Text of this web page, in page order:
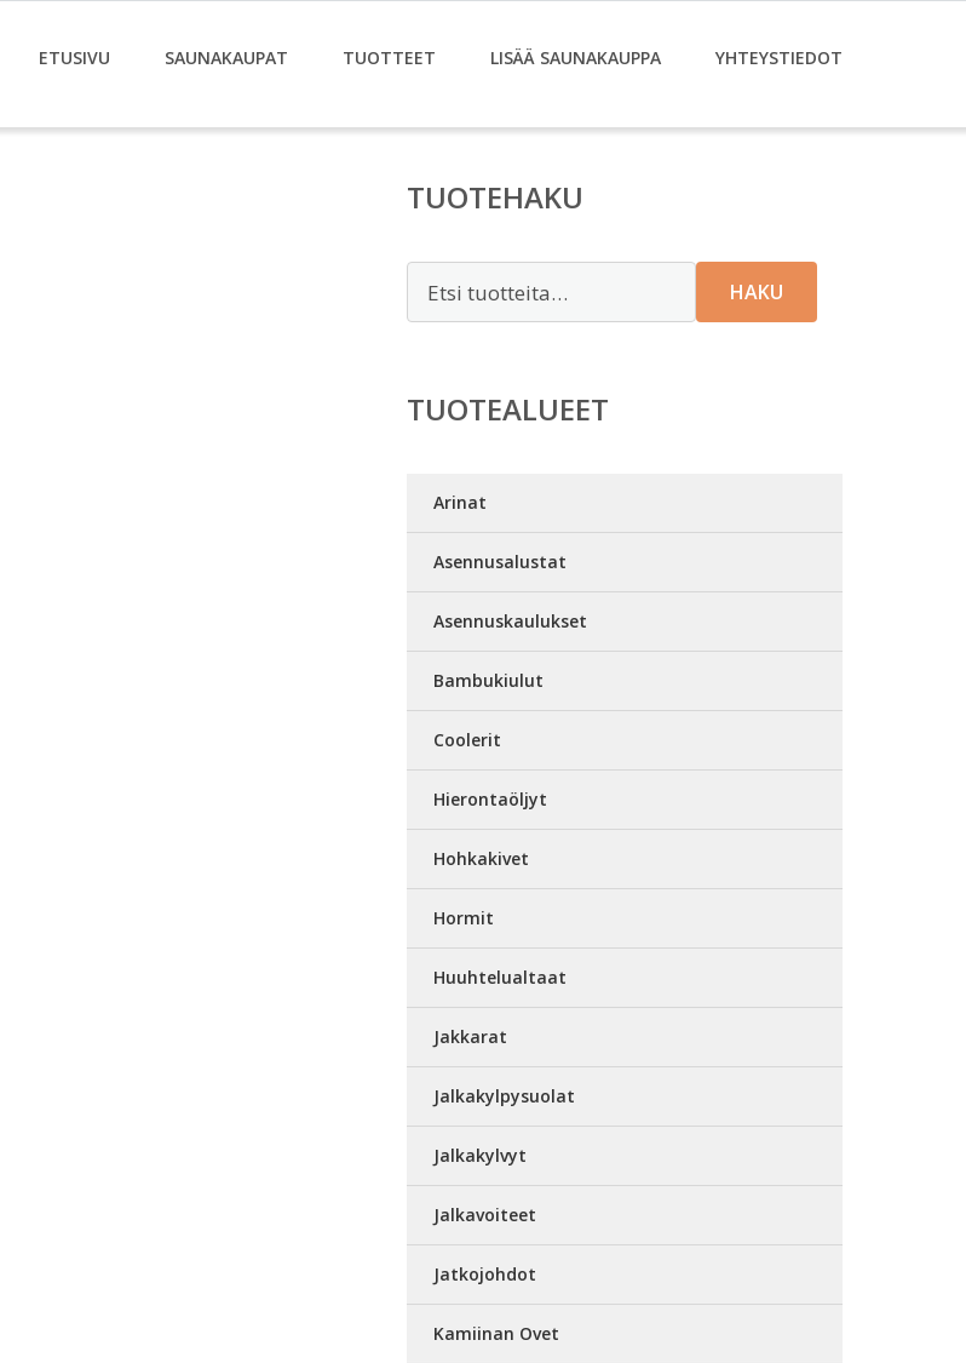
ETUSIVU SAUNAKAUPAT TUOTTEET LISÄÄ SAUNAKAUPPA YHTEYSTIEDOT
TUOTEHAKU
HAKU
TUOTEALUEET
Arinat
Asennusalustat
Asennuskaulukset
Bambukiulut
Coolerit
Hierontaöljyt
Hohkakivet
Hormit
Huuhtelualtaat
Jakkarat
Jalkakylpysuolat
Jalkakylvyt
Jalkavoiteet
Jatkojohdot
Kamiinan Ovet